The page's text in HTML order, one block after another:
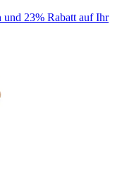
und 23% Rabatt auf Ihr